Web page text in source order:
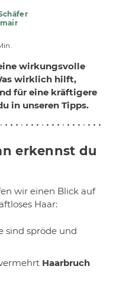
wirkungsvolle
wirklich hilft,
für eine kräftigere
in unseren Tipps.
erkennst du
wir einen Blick auf
Haar:
sind spröde und
Haarbruch